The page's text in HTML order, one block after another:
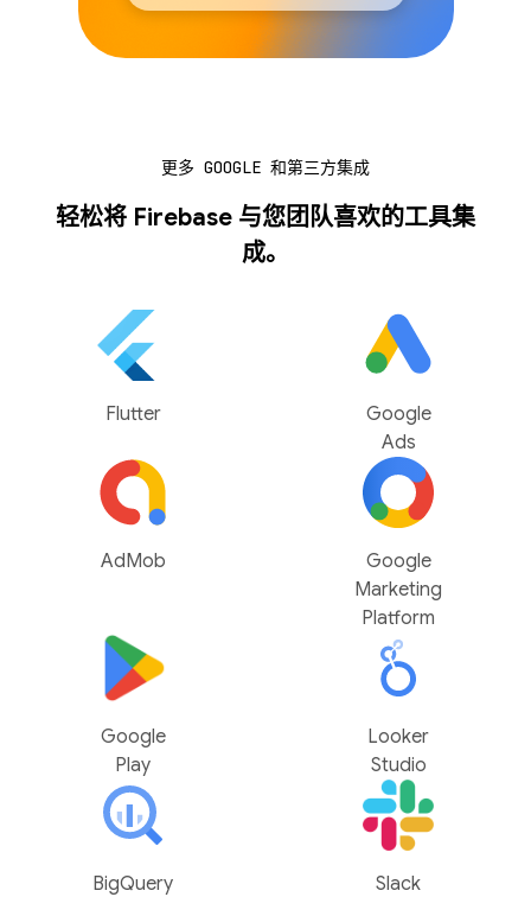
更多 GOOGLE 和第三方集成
轻松将 Firebase 与您团队喜欢的工具集
成。
Flutter
Google
Ads
AdMob
Google
Marketing
Platform
Google
Play
Looker
Studio
BigQuery Slack